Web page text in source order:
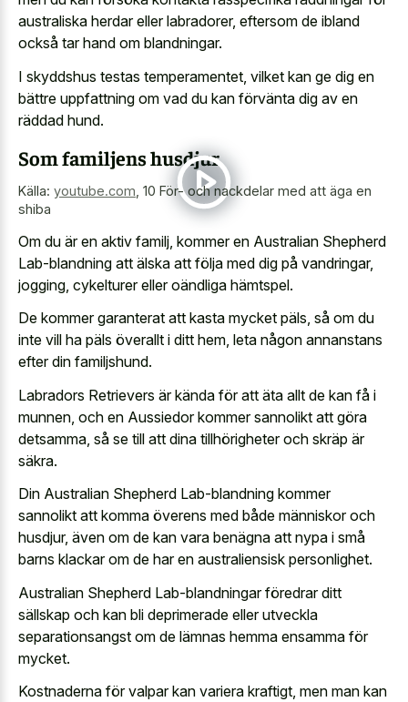
australiska herdar eller labradorer, eftersom de ibland
också tar hand om blandningar.
I skyddshus testas temperamentet, vilket kan ge dig en
bättre uppfattning om vad du kan förvänta dig av en
räddad hund.
Som familjens husdjur
Källa: youtube.com, 10 För- och nackdelar med att äga en
shiba
Om du är en aktiv familj, kommer en Australian Shepherd
Lab-blandning att älska att följa med dig på vandringar,
jogging, cykelturer eller oändliga hämtspel.
De kommer garanterat att kasta mycket päls, så om du
inte vill ha päls överallt i ditt hem, leta någon annanstans
efter din familjshund.
Labradors Retrievers är kända för att äta allt de kan få i
munnen, och en Aussiedor kommer sannolikt att göra
detsamma, så se till att dina tillhörigheter och skräp är
säkra.
Din Australian Shepherd Lab-blandning kommer
sannolikt att komma överens med både människor och
husdjur, även om de kan vara benägna att nypa i små
barns klackar om de har en australiensisk personlighet.
Australian Shepherd Lab-blandningar föredrar ditt
sällskap och kan bli deprimerade eller utveckla
separationsangst om de lämnas hemma ensamma för
mycket.
Kostnaderna för valpar kan variera kraftigt, men man kan